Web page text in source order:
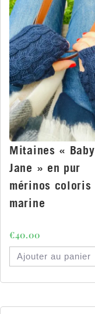
Mitaines « Baby
Jane » en pur
mérinos coloris
marine
€40.00
Ajouter au panier